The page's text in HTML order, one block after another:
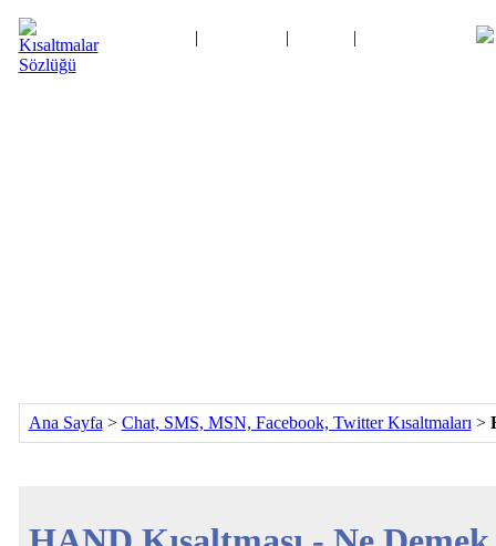
| | |
Ana Sayfa > Chat, SMS, MSN, Facebook, Twitter Kısaltmaları >